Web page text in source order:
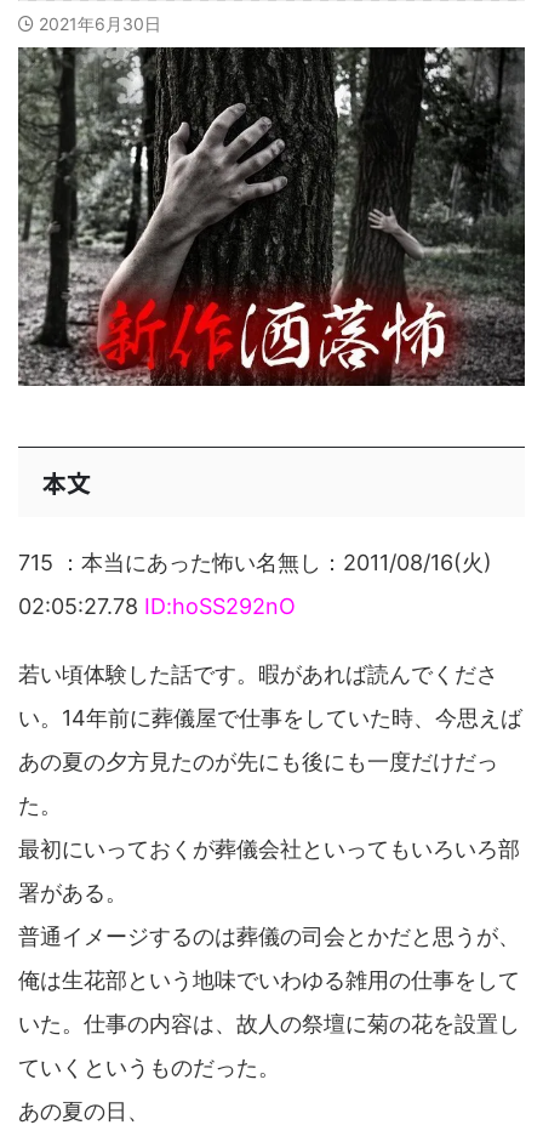
2021年6月30日
本文
715 ：本当にあった怖い名無し：2011/08/16(火)
02:05:27.78 ID:hoSS292nO
若い頃体験した話です。暇があれば読んでくださ
い。14年前に葬儀屋で仕事をしていた時、今思えば
あの夏の夕方見たのが先にも後にも一度だけだっ
た。
最初にいっておくが葬儀会社といってもいろいろ部
署がある。
普通イメージするのは葬儀の司会とかだと思うが、
俺は生花部という地味でいわゆる雑用の仕事をして
いた。仕事の内容は、故人の祭壇に菊の花を設置し
ていくというものだった。
あの夏の日、